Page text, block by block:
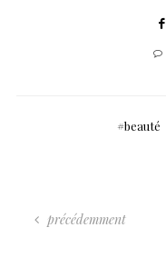
beauté
précédemment